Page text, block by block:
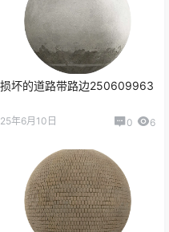
损坏的道路带路边250609963
25年6月10日 0 6